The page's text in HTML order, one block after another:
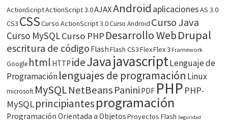
ActionScriptActionScript 3.0AJAXAndroid aplicacionesAS 3.0
CS3 CSSCurso ActionScript 3.0Curso Android Curso Java
Curso MySQLCurso PHP Desarrollo WebDrupal
escritura de código FlashFlash CS3FlexFlex 3 Framework
Google html HTTP ideJavajavascriptLenguaje de
Programaciónlenguajes de programación Linux
microsoft MySQLNetBeans Panini PDF PHP PHP-
MySQLprincipiantesprogramación
Programación Orientada a ObjetosProyectos Flash Seguridad